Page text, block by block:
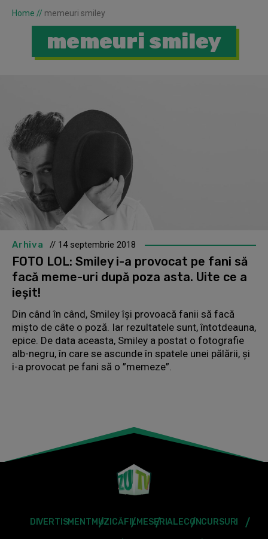
Home // memeuri smiley
memeuri smiley
Arhiva // 14 septembrie 2018
FOTO LOL: Smiley i-a provocat pe fani să
facă meme-uri după poza asta. Uite ce a
ieșit!
Din când în când, Smiley își provoacă fanii să facă
mișto de câte o poză. Iar rezultatele sunt, întotdeauna,
epice. De data aceasta, Smiley a postat o fotografie
alb-negru, în care se ascunde în spatele unei pălării, și
i-a provocat pe fani să o ”memeze”.
DIVERTISMENT MUZICĂFILMESERIALECONCURSURI